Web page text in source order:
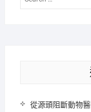
從源頭阻斷動物